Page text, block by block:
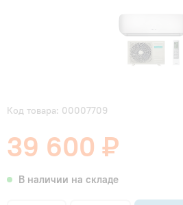
Код товара: 00007709
39 600 ₽
В наличии на складе